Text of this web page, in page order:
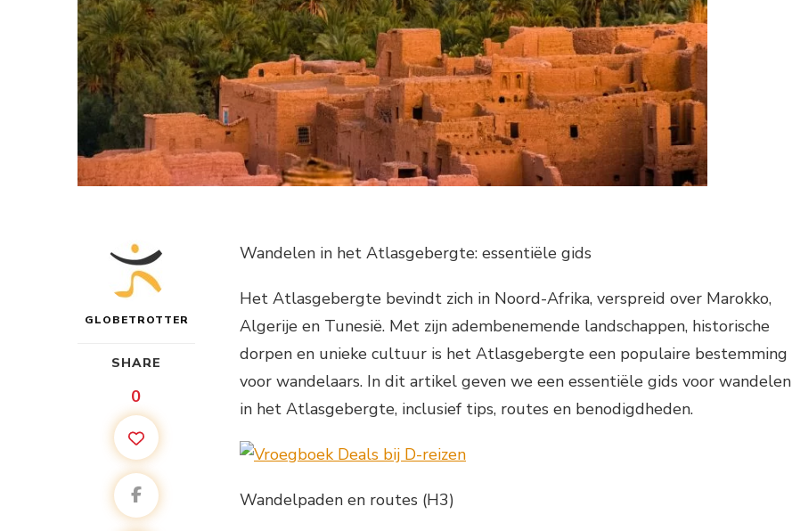
GLOBETROTTER
SHARE
0
Wandelen in het Atlasgebergte: essentiële gids
Het Atlasgebergte bevindt zich in Noord-Afrika, verspreid over Marokko,
Algerije en Tunesië. Met zijn adembenemende landschappen, historische
dorpen en unieke cultuur is het Atlasgebergte een populaire bestemming
voor wandelaars. In dit artikel geven we een essentiële gids voor wandelen
in het Atlasgebergte, inclusief tips, routes en benodigdheden.
Wandelpaden en routes (H3)